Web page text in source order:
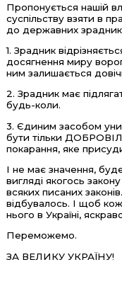
Пропонується нашій
суспільству взяти в
до державних
1. Зрадник
досягнення миру
ним залишається
2. Зрадник має
будь-коли.
3. Єдиним засобом
бути тільки
покарання, яке
І не має значення,
вигляді якогось
всяких писаних
відбувалось. І щоб
нього в Україні,
Переможемо.
ЗА ВЕЛИКУ УКРАЇНУ!